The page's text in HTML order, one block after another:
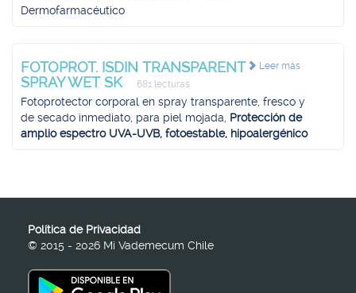
Dermofarmacéutico
Leer más
FOTOPROT. ISDIN TRANSPARENT
SPRAY WET SK
681 lecturas
Fotoprotector corporal en spray transparente, fresco y
de secado inmediato, para piel mojada, Protección de
amplio espectro UVA-UVB, fotoestable, hipoalergénico
Política de Privacidad
© 2015 - 2026 Mi Vademecum Chile